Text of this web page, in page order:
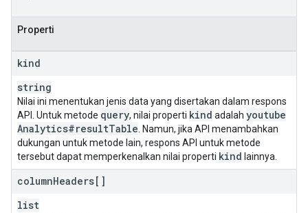
Properti
kind
string
Nilai ini menentukan jenis data yang disertakan dalam respons
API. Untuk metode query, nilai properti kind adalah youtube
Analytics#resultTable . Namun, jika API menambahkan
dukungan untuk metode lain, respons API untuk metode
tersebut dapat memperkenalkan nilai properti kind lainnya.
columnHeaders[]
list